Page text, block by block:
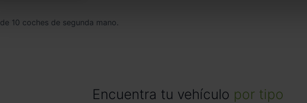
de 10 coches de segunda mano.
Encuentra tu vehículo por tipo